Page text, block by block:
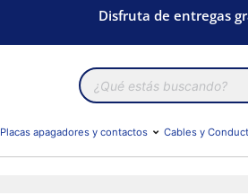
Disfruta de entregas
Búsqueda
de
productos
Placas apagadores y contactos Cables y